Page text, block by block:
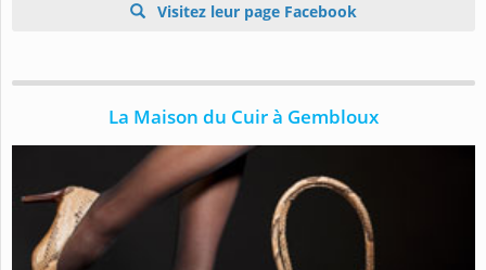
Visitez leur page Facebook
La Maison du Cuir à Gembloux